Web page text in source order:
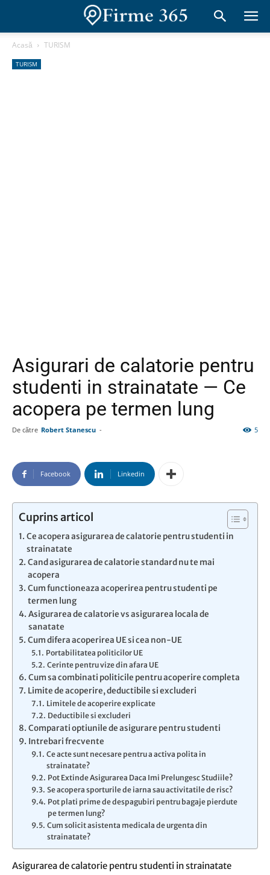
Acasă TURISM
TURISM
Asigurari de calatorie pentru
studenti in strainatate — Ce
acopera pe termen lung
De către Robert Stanescu - 5
Facebook Linkedin
Cuprins articol
Ce acopera asigurarea de calatorie pentru studenti in
strainatate
Cand asigurarea de calatorie standard nu te mai
acopera
Cum functioneaza acoperirea pentru studenti pe
termen lung
Asigurarea de calatorie vs asigurarea locala de
sanatate
Cum difera acoperirea UE si cea non-UE
Portabilitatea politicilor UE
Cerinte pentru vize din afara UE
Cum sa combinati politicile pentru acoperire completa
Limite de acoperire, deductibile si excluderi
Limitele de acoperire explicate
Deductibile si excluderi
Comparati optiunile de asigurare pentru studenti
Intrebari frecvente
Ce acte sunt necesare pentru a activa polita in
strainatate?
Pot Extinde Asigurarea Daca Imi Prelungesc Studiile?
Se acopera sporturile de iarna sau activitatile de risc?
Pot plati prime de despagubiri pentru bagaje pierdute
pe termen lung?
Cum solicit asistenta medicala de urgenta din
strainatate?
Asigurarea de calatorie pentru studenti in strainatate